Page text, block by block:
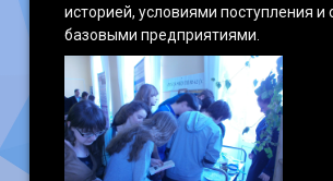
историей, условиями поступления и
базовыми предприятиями.